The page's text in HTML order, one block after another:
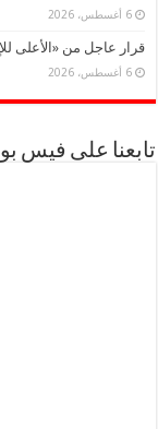
6 أغسطس، 2026
قرار عاجل من «الأعلى
6 أغسطس، 2026
تابعنا على فيس